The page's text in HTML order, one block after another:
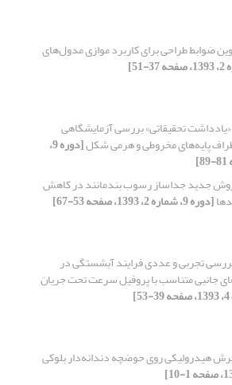
ضوابط طراحی برای کاربرد موازی مدول‌های
«یادداشت تحقیقاتی» بررسی آزمایشگاهی
پایه‌های مخروطی و هرمی شکل [دوره 9،
جدید جداساز رسوب بندمانند در کاهش
[دوره 9، شماره 2، 1393، صفحه 53-67]
تجربی و عددی فرایند آبشستگی در
جانبی متناسب با پروفیل سرعت تحت جریان
پرش هیدرولیکی روی حوضچه دندانه‌دار بلوکی